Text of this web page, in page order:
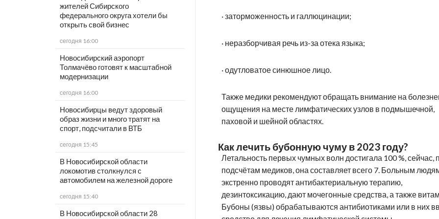
жителей Сибирского
федерального округа хотели бы
открыть свой бизнес
сегодня 16:00
Новосибирский аэропорт
Толмачёво готовят к масштабной
модернизации
сегодня 16:00
Новосибирцы ведут здоровый
образ жизни и много тратят на
спорт, подсчитали в ВТБ
сегодня 15:45
В Новосибирской области
локомотив столкнулся с
автомобилем на железной дороге
сегодня 15:40
В Новосибирской области 28
·заторможенность и галлюцинации;
· неразборчивая речь из-за отека языка;
·одутловатое синюшное лицо.
Также медики рекомендуют обращать внимание на
ощущения на месте лимфатических узлов в подмышечной,
паховой и шейной областях.
Как лечить бубонную чуму в 2023 году?
Летальность первых чумных волн достигала 100 %, сейчас,
подсчётам медиков, она составляет всего 7. Больным
экстренно проводят антибактериальную терапию,
дезинтоксикацию, дают мочегонные средства, а также
Бубоны (язвы) обрабатываются антибиотиками или в них